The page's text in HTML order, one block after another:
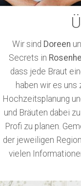
Wir sind Doreen
Secrets in
dass jede Braut
haben wir es uns
Hochzeitsplanung
und Bräuten dabei
Profi zu planen.
der jeweiligen
vielen